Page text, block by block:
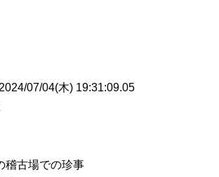
2024/07/04(木) 19:31:09.05
稽古場での珍事